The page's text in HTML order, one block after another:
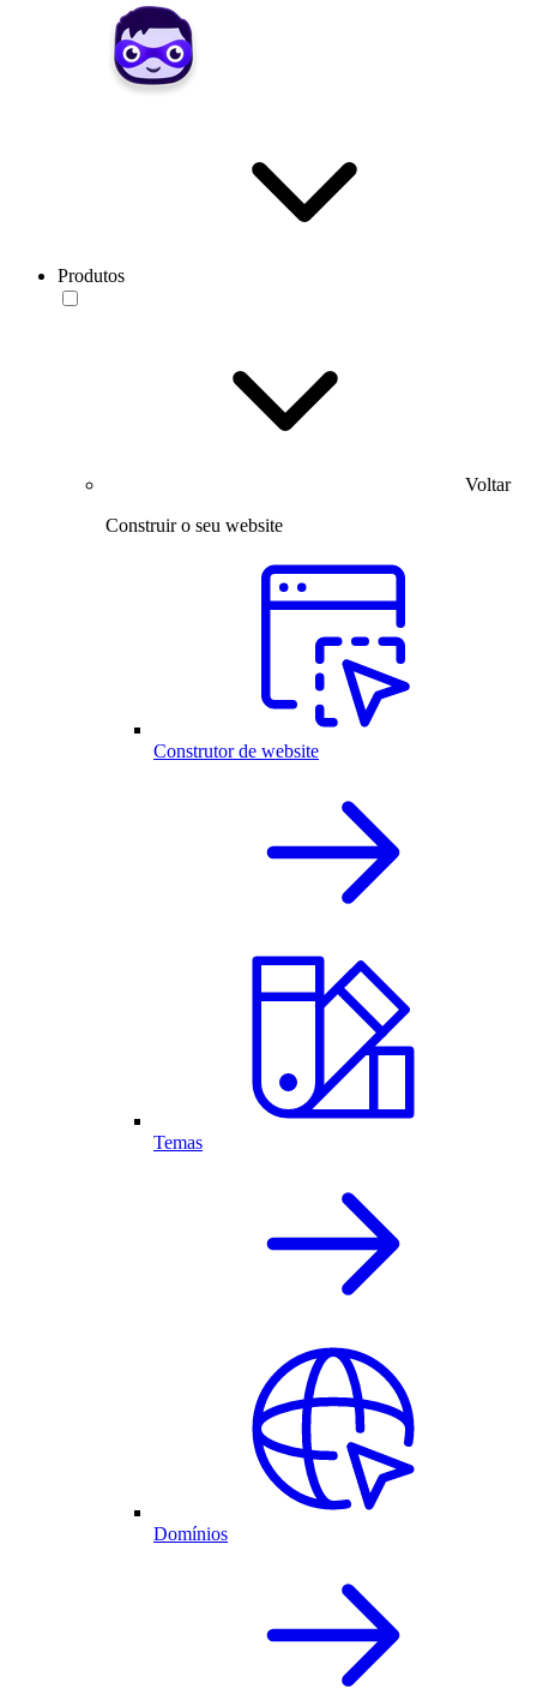
Produtos
Voltar
Construir o seu website
Construtor de website
Temas
Domínios